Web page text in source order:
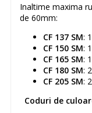
Inaltime maxima
de 60mm:
CF 137 SM:
CF 150 SM:
CF 165 SM:
CF 180 SM:
CF 205 SM:
Coduri de